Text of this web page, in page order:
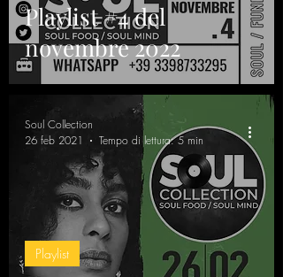
Playlist #4 del
novembre 2022
Playlist
Soul Collection
26 feb 2021
Tempo di lettura: 5 min